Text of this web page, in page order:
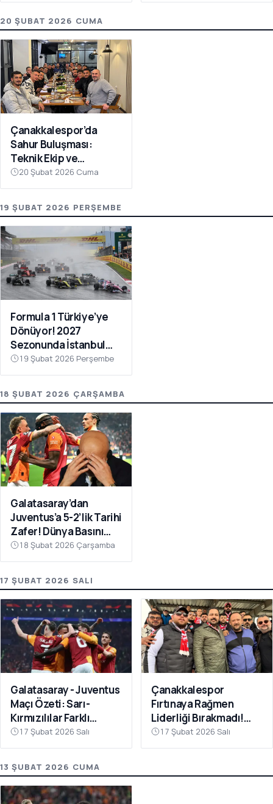
20 ŞUBAT 2026 CUMA
Çanakkalespor’da
Sahur Buluşması:
Teknik Ekip ve
Futbolcular Aynı
Sofrada
20 Şubat 2026 Cuma
19 ŞUBAT 2026 PERŞEMBE
Formula 1 Türkiye’ye
Dönüyor! 2027
Sezonunda İstanbul
Park Takvimde
19 Şubat 2026 Perşembe
18 ŞUBAT 2026 ÇARŞAMBA
Galatasaray’dan
Juventus’a 5-2’lik Tarihi
Zafer! Dünya Basını
Manşetlere Taşıdı
18 Şubat 2026 Çarşamba
17 ŞUBAT 2026 SALI
Galatasaray - Juventus
Maçı Özeti: Sarı-
Kırmızılılar Farklı
Kazandı
17 Şubat 2026 Salı
Çanakkalespor
Fırtınaya Rağmen
Liderliği Bırakmadı!
Bayramiç
Deplasmanında Kritik 3
17 Şubat 2026 Salı
13 ŞUBAT 2026 CUMA